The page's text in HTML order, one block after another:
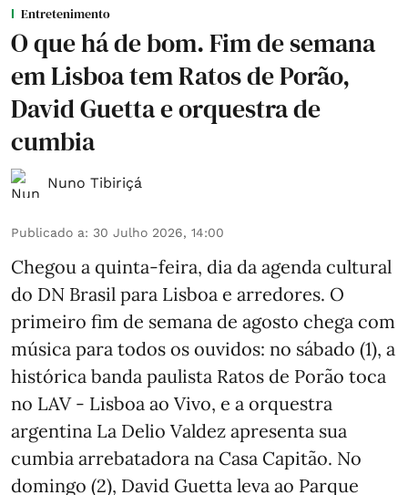
Entretenimento
O que há de bom. Fim de semana
em Lisboa tem Ratos de Porão,
David Guetta e orquestra de
cumbia
Nuno Tibiriçá
Publicado a: 30 Julho 2026, 14:00
Chegou a quinta-feira, dia da agenda cultural
do DN Brasil para Lisboa e arredores. O
primeiro fim de semana de agosto chega com
música para todos os ouvidos: no sábado (1), a
histórica banda paulista Ratos de Porão toca
no LAV - Lisboa ao Vivo, e a orquestra
argentina La Delio Valdez apresenta sua
cumbia arrebatadora na Casa Capitão. No
domingo (2), David Guetta leva ao Parque